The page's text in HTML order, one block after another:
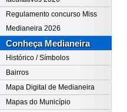
Regulamento concurso Miss
Medianeira 2026
Conheça Medianeira
Histórico / Símbolos
Bairros
Mapa Digital de Medianeira
Mapas do Município